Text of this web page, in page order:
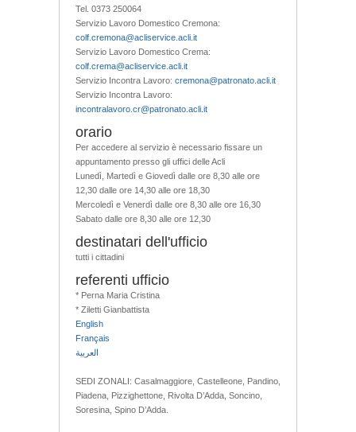
Tel. 0373 250064
Servizio Lavoro Domestico Cremona:
colf.cremona@acliservice.acli.it
Servizio Lavoro Domestico Crema:
colf.crema@acliservice.acli.it
Servizio Incontra Lavoro: cremona@patronato.acli.it
Servizio Incontra Lavoro:
incontralavoro.cr@patronato.acli.it
orario
Per accedere al servizio è necessario fissare un
appuntamento presso gli uffici delle Acli
Lunedì, Martedì e Giovedì dalle ore 8,30 alle ore
12,30 dalle ore 14,30 alle ore 18,30
Mercoledì e Venerdì dalle ore 8,30 alle ore 16,30
Sabato dalle ore 8,30 alle ore 12,30
destinatari dell'ufficio
tutti i cittadini
referenti ufficio
* Perna Maria Cristina
* Ziletti Gianbattista
English
Français
العربية
SEDI ZONALI: Casalmaggiore, Castelleone, Pandino,
Piadena, Pizzighettone, Rivolta D’Adda, Soncino,
Soresina, Spino D’Adda.